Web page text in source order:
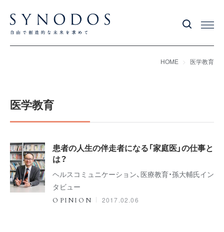
HOME 医学教育
医学教育
患者の人生の伴走者になる「家庭医」の仕事と
は？
ヘルスコミュニケーション、医療教育・孫大輔氏イン
タビュー
OPINION 2017.02.06